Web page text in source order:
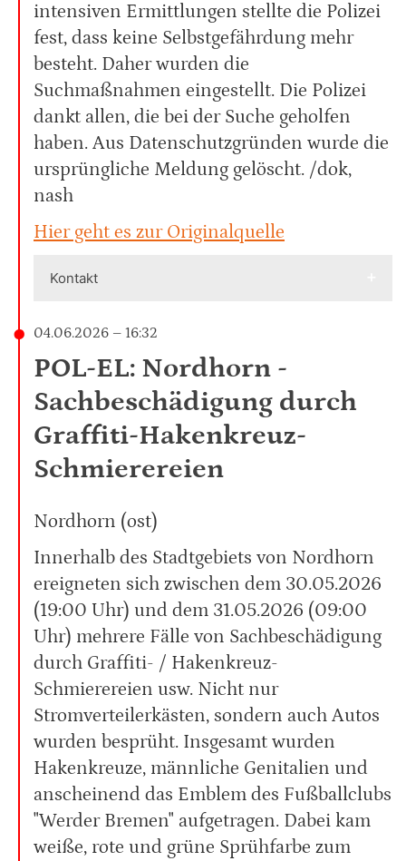
intensiven Ermittlungen stellte die Polizei
fest, dass keine Selbstgefährdung mehr
besteht. Daher wurden die
Suchmaßnahmen eingestellt. Die Polizei
dankt allen, die bei der Suche geholfen
haben. Aus Datenschutzgründen wurde die
ursprüngliche Meldung gelöscht. /dok,
nash
Hier geht es zur Originalquelle
Kontakt
04.06.2026 – 16:32
POL-EL: Nordhorn -
Sachbeschädigung durch
Graffiti-Hakenkreuz-
Schmierereien
Nordhorn (ost)
Innerhalb des Stadtgebiets von Nordhorn
ereigneten sich zwischen dem 30.05.2026
(19:00 Uhr) und dem 31.05.2026 (09:00
Uhr) mehrere Fälle von Sachbeschädigung
durch Graffiti- / Hakenkreuz-
Schmierereien usw. Nicht nur
Stromverteilerkästen, sondern auch Autos
wurden besprüht. Insgesamt wurden
Hakenkreuze, männliche Genitalien und
anscheinend das Emblem des Fußballclubs
"Werder Bremen" aufgetragen. Dabei kam
weiße, rote und grüne Sprühfarbe zum